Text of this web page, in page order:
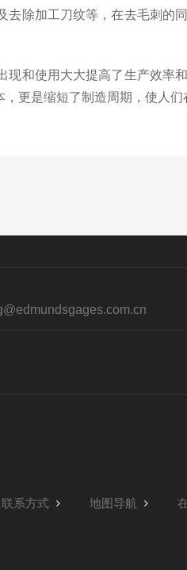
除加工刀纹等，在去毛刺
现和使用大大提高了生产效率
更是缩短了制造周期，使人们
联系方式 地图导航